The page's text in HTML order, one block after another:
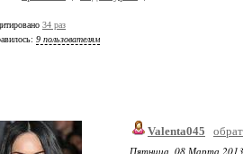
34 раз
9 пользователям
Valenta045
Пятница, 08 Марта